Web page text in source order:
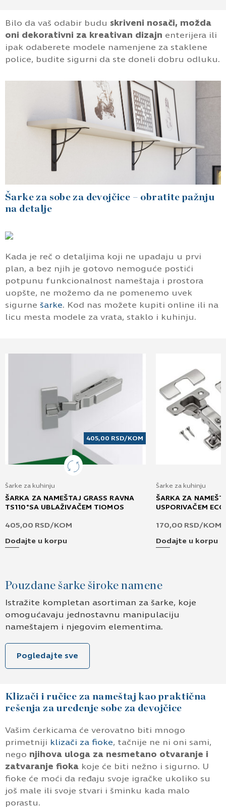
Bilo da vaš odabir budu skriveni nosači, možda
oni dekorativni za kreativan dizajn enterijera ili
ipak odaberete modele namenjene za staklene
police, budite sigurni da ste doneli dobru odluku.
Šarke za sobe za devojčice – obratite pažnju
na detalje
Kada je reč o detaljima koji ne upadaju u prvi
plan, a bez njih je gotovo nemoguće postići
potpunu funkcionalnost nameštaja i prostora
uopšte, ne možemo da ne pomenemo uvek
sigurne šarke. Kod nas možete kupiti online ili na
licu mesta modele za vrata, staklo i kuhinju.
405,00 RSD/KOM
Šarke za kuhinju
ŠARKA ZA NAMEŠTAJ GRASS RAVNA
TS110°SA UBLAŽIVAČEM TIOMOS
405,00 RSD/KOM
Dodajte u korpu
Šarke za kuhinju
ŠARKA ZA
USPORIVAČEM ECO
170,00 RSD/KOM
Dodajte u korpu
Pouzdane šarke široke namene
Istražite kompletan asortiman za šarke, koje
omogućavaju jednostavnu manipulaciju
nameštajem i njegovim elementima.
Pogledajte sve
Klizači i ručice za nameštaj kao praktična
rešenja za uređenje sobe za devojčice
Vašim ćerkicama će verovatno biti mnogo
primetniji klizači za fioke, tačnije ne ni oni sami,
nego njihova uloga za nesmetano otvaranje i
zatvaranje fioka koje će biti nežno i sigurno. U
fioke će moći da ređaju svoje igračke ukoliko su
još male ili svoje stvari i šminku kada malo
porastu.